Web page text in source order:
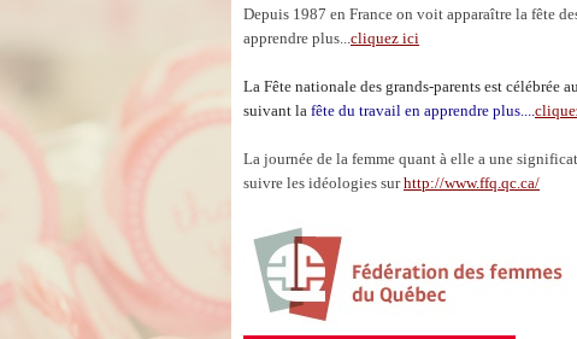
Depuis 1987 en France on voit apparaître la fête
apprendre plus...cliquez ici
La Fête nationale des grands-parents est célébrée
suivant la fête du travail en apprendre plus....
La journée de la femme quant à elle a une
suivre les idéologies sur http://www.ffq.qc.ca/